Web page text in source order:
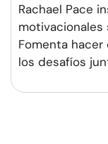
Rachael Pace
motivacionales
Fomenta
los desafíos